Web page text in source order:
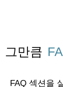
그만큼
FAQ 섹션을